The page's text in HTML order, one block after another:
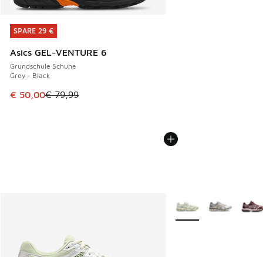
SPARE 29 €
Asics GEL-VENTURE 6
Grundschule Schuhe
Grey - Black
Dieser Artikel ist im Sale. Der Preis ist von € 79,99 auf €
€ 50,00€ 79,99
SPARE 29 €
Weitere Farben